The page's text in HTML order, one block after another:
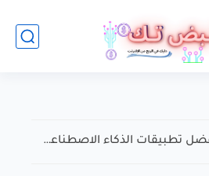
أفضل أدوات الذكاء الاصطناعي المجانية بالكامل في 2026|(دليلك الشامل لـ...